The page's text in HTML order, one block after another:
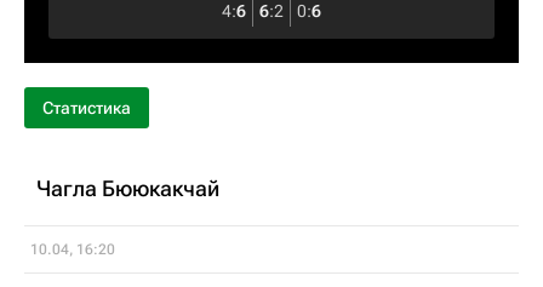
4:6 6:2 0:6
Статистика
Чагла Бююкакчай
10.04, 16:20